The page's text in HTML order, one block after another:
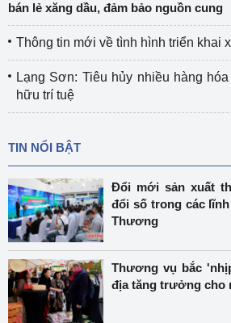
bán lẻ xăng dầu, đảm bảo nguồn cung
Thông tin mới về tình hình triển khai
Lạng Sơn: Tiêu hủy nhiều hàng
hữu trí tuệ
TIN NỔI BẬT
Đổi mới sản xuất
đổi số trong các
Thương
Thương vụ bắc
địa tăng trưởng cho